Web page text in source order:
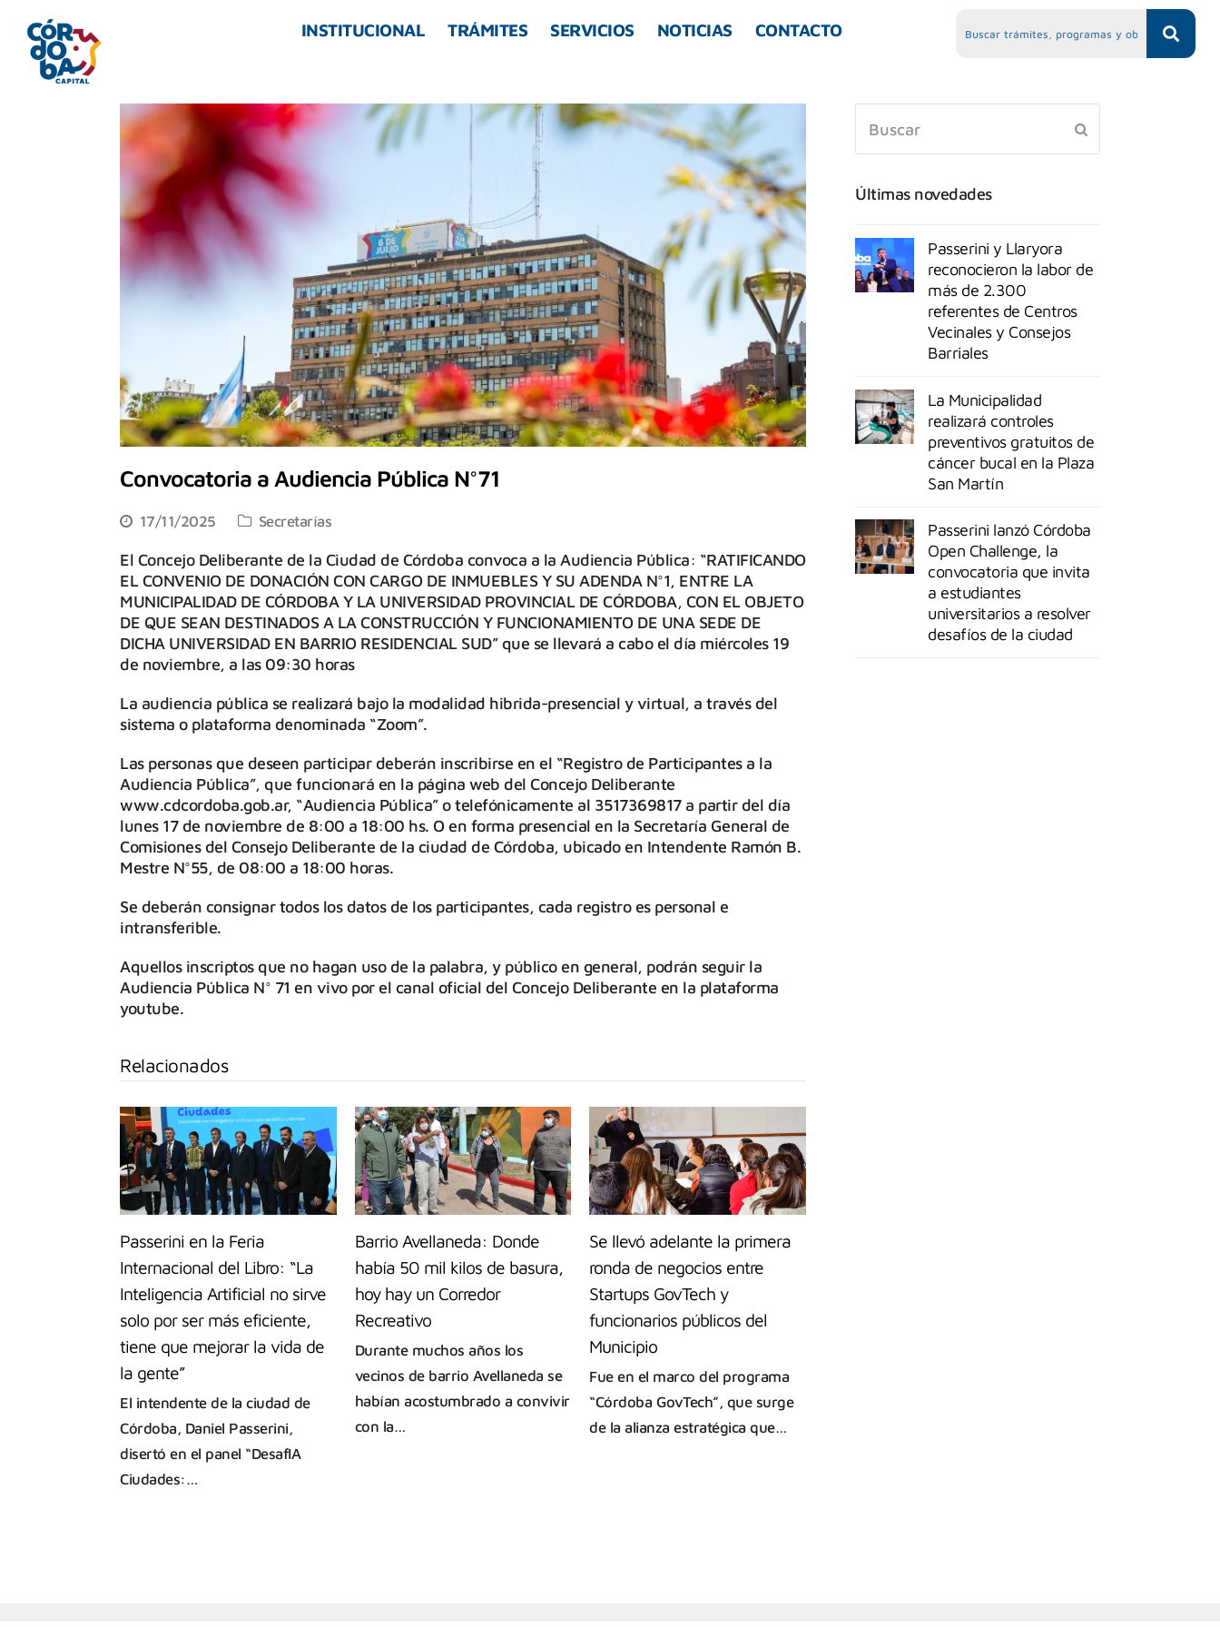
INSTITUCIONAL TRÁMITES SERVICIOS NOTICIAS CONTACTO
Convocatoria a Audiencia Pública N°71
17/11/2025 Secretarías
El Concejo Deliberante de la Ciudad de Córdoba convoca a la Audiencia Pública: “RATIFICANDO
EL CONVENIO DE DONACIÓN CON CARGO DE INMUEBLES Y SU ADENDA N°1, ENTRE LA
MUNICIPALIDAD DE CÓRDOBA Y LA UNIVERSIDAD PROVINCIAL DE CÓRDOBA, CON EL OBJETO
DE QUE SEAN DESTINADOS A LA CONSTRUCCIÓN Y FUNCIONAMIENTO DE UNA SEDE DE
DICHA UNIVERSIDAD EN BARRIO RESIDENCIAL SUD” que se llevará a cabo el día miércoles 19
de noviembre, a las 09:30 horas
La audiencia pública se realizará bajo la modalidad hibrida-presencial y virtual, a través del
sistema o plataforma denominada “Zoom”.
Las personas que deseen participar deberán inscribirse en el “Registro de Participantes a la
Audiencia Pública”, que funcionará en la página web del Concejo Deliberante
www.cdcordoba.gob.ar, “Audiencia Pública” o telefónicamente al 3517369817 a partir del día
lunes 17 de noviembre de 8:00 a 18:00 hs. O en forma presencial en la Secretaría General de
Comisiones del Consejo Deliberante de la ciudad de Córdoba, ubicado en Intendente Ramón B.
Mestre N°55, de 08:00 a 18:00 horas.
Se deberán consignar todos los datos de los participantes, cada registro es personal e
intransferible.
Aquellos inscriptos que no hagan uso de la palabra, y público en general, podrán seguir la
Audiencia Pública N° 71 en vivo por el canal oficial del Concejo Deliberante en la plataforma
youtube.
Relacionados
Passerini en la Feria
Internacional del Libro: “La
Inteligencia Artificial no sirve
solo por ser más eficiente,
tiene que mejorar la vida de
la gente”
El intendente de la ciudad de
Córdoba, Daniel Passerini,
disertó en el panel “DesafIA
Ciudades:…
Barrio Avellaneda: Donde
había 50 mil kilos de basura,
hoy hay un Corredor
Recreativo
Durante muchos años los
vecinos de barrio Avellaneda se
habían acostumbrado a convivir
con la…
Se llevó adelante la primera
ronda de negocios entre
Startups GovTech y
funcionarios públicos del
Municipio
Fue en el marco del programa
“Córdoba GovTech”, que surge
de la alianza estratégica que…
Últimas novedades
Passerini y Llaryora
reconocieron la labor de
más de 2.300
referentes de Centros
Vecinales y Consejos
Barriales
La Municipalidad
realizará controles
preventivos gratuitos de
cáncer bucal en la Plaza
San Martín
Passerini lanzó Córdoba
Open Challenge, la
convocatoria que invita
a estudiantes
universitarios a resolver
desafíos de la ciudad